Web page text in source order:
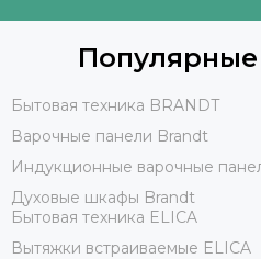
Популярные
Бытовая техника BRANDT
Варочные панели Brandt
Индукционные варочные
Духовые шкафы Brandt
Бытовая техника ELICA
Вытяжки встраиваемые ELICA